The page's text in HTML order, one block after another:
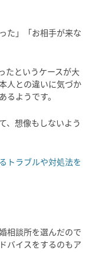
た」「お相手が来な
たというケースが大
人との違いに気づか
ようです。
、想像もしないよう
トラブルや対処法を
相談所を選んだので
バイスをするのもア